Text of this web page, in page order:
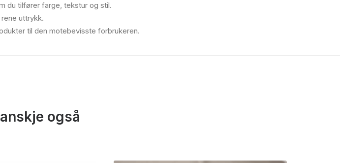
du tilfører farge, tekstur og stil.
uttrykk.
til den mote­bevisste forbrukeren.
også